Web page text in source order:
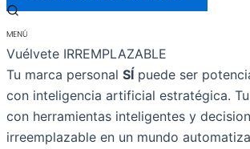
Vuélvete IRREMPLAZABLE
Tu marca personal SÍ puede ser
con inteligencia artificial estratégica.
con herramientas inteligentes y
irreemplazable en un mundo